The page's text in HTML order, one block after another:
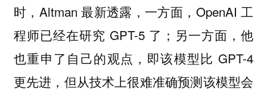
时，Altman 最新透露，一方面，OpenAI 工
程师已经在研究 GPT-5 了；另一方面，他
也重申了自己的观点，即该模型比 GPT-4
更先进，但从技术上很难准确预测该模型会